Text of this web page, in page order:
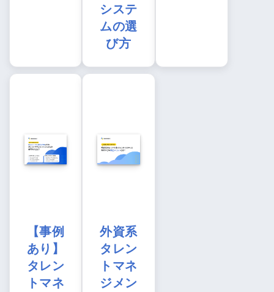
システ
ムの選
び方
【事例
あり】
タレン
トマネ
外資系
タレン
トマネ
ジメン